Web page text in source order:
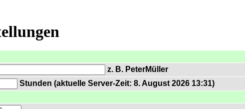
z. B. PeterMüller
Stunden (aktuelle Server-Zeit: 8. August 2026 13:31)